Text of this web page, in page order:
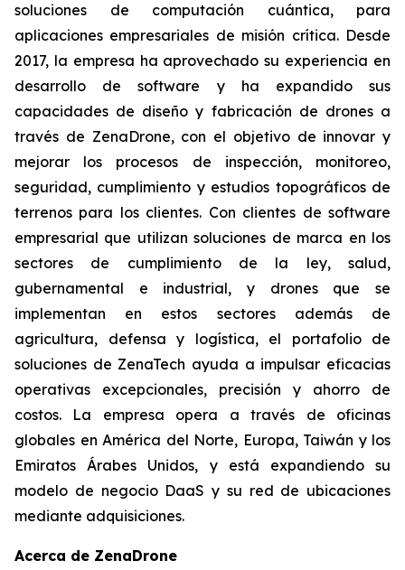
soluciones de computación cuántica, para
aplicaciones empresariales de misión crítica. Desde
2017, la empresa ha aprovechado su experiencia en
desarrollo de software y ha expandido sus
capacidades de diseño y fabricación de drones a
través de ZenaDrone, con el objetivo de innovar y
mejorar los procesos de inspección, monitoreo,
seguridad, cumplimiento y estudios topográficos de
terrenos para los clientes. Con clientes de software
empresarial que utilizan soluciones de marca en los
sectores de cumplimiento de la ley, salud,
gubernamental e industrial, y drones que se
implementan en estos sectores además de
agricultura, defensa y logística, el portafolio de
soluciones de ZenaTech ayuda a impulsar eficacias
operativas excepcionales, precisión y ahorro de
costos. La empresa opera a través de oficinas
globales en América del Norte, Europa, Taiwán y los
Emiratos Árabes Unidos, y está expandiendo su
modelo de negocio DaaS y su red de ubicaciones
mediante adquisiciones.
Acerca de ZenaDrone